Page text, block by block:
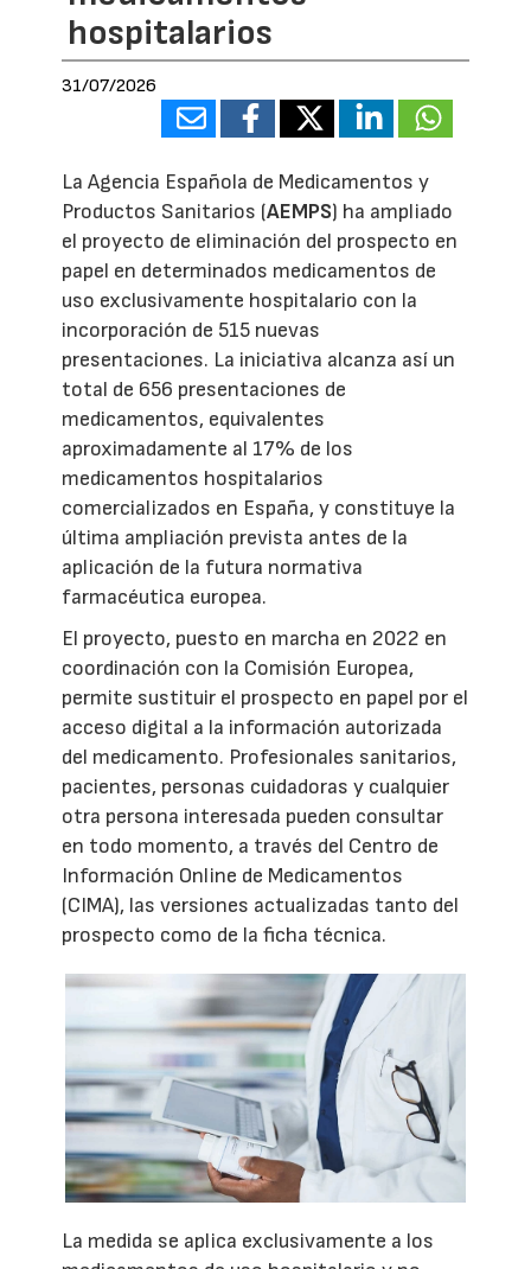
hospitalarios
31/07/2026
La Agencia Española de Medicamentos y
Productos Sanitarios (AEMPS) ha ampliado
el proyecto de eliminación del prospecto en
papel en determinados medicamentos de
uso exclusivamente hospitalario con la
incorporación de 515 nuevas
presentaciones. La iniciativa alcanza así un
total de 656 presentaciones de
medicamentos, equivalentes
aproximadamente al 17% de los
medicamentos hospitalarios
comercializados en España, y constituye la
última ampliación prevista antes de la
aplicación de la futura normativa
farmacéutica europea.
El proyecto, puesto en marcha en 2022 en
coordinación con la Comisión Europea,
permite sustituir el prospecto en papel por el
acceso digital a la información autorizada
del medicamento. Profesionales sanitarios,
pacientes, personas cuidadoras y cualquier
otra persona interesada pueden consultar
en todo momento, a través del Centro de
Información Online de Medicamentos
(CIMA), las versiones actualizadas tanto del
prospecto como de la ficha técnica.
La medida se aplica exclusivamente a los